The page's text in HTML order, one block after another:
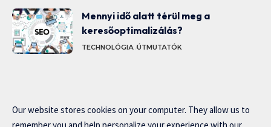
Mennyi idő alatt térül meg a
keresőoptimalizálás?
TECHNOLÓGIA ÚTMUTATÓK
Our website stores cookies on your computer. They allow us to